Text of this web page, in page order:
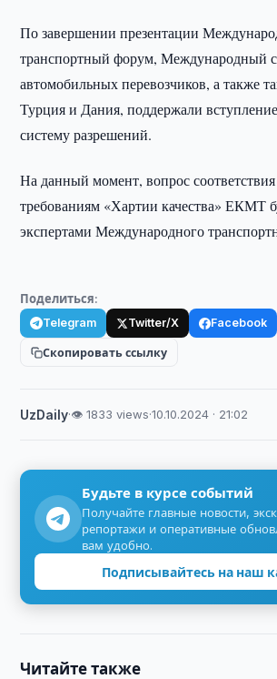
По завершении презентации
транспортный форум, Международный
автомобильных перевозчиков, а также
Турция и Дания, поддержали
систему разрешений.
На данный момент, вопрос соответствия
требованиям «Хартии качества» ЕКМТ
экспертами Международного
Поделиться:
Telegram Twitter/X Facebook
Скопировать ссылку
UzDaily·👁 1833 views·10.10.2024 · 21:02
Будьте в курсе событий
Получайте главные новости,
репортажи и оперативные
вам удобно.
Подписывайтесь на наш
Читайте также